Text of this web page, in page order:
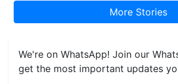
More Stories
We're on WhatsApp! Join our
get the most important updates